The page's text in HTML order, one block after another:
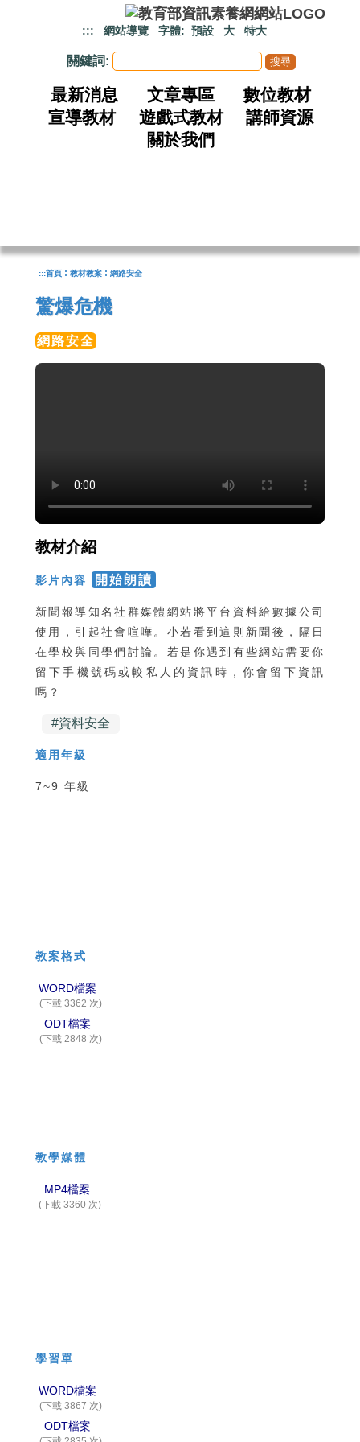
::: 網站導覽 字體: 預設 大 特大
關鍵詞:
最新消息 文章專區
數位教材
宣導教材
遊戲式教材
講師資源
關於我們
:::首頁 : 教材教案 : 網路安全
驚爆危機
網路安全
教材介紹
影片內容 開始朗讀
新聞報導知名社群媒體網站將平台資料給數據公司
使用，引起社會喧嘩。小若看到這則新聞後，隔日
在學校與同學們討論。若是你遇到有些網站需要你
留下手機號碼或較私人的資訊時，你會留下資訊
嗎？
#資料安全
適用年級
7~9 年級
教案格式
WORD檔案
(下載 3362 次)
ODT檔案
(下載 2848 次)
教學媒體
MP4檔案
(下載 3360 次)
學習單
WORD檔案
(下載 3867 次)
ODT檔案